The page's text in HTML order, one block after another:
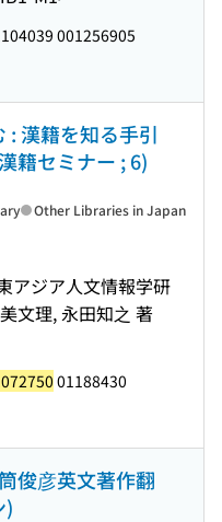
001256905
: 漢籍を知る手引
籍セミナー ; 6)
アジア人文情報学研
文理, 永田知之 著
Other Libraries in Japan
01188430
俊彦英文著作翻
)